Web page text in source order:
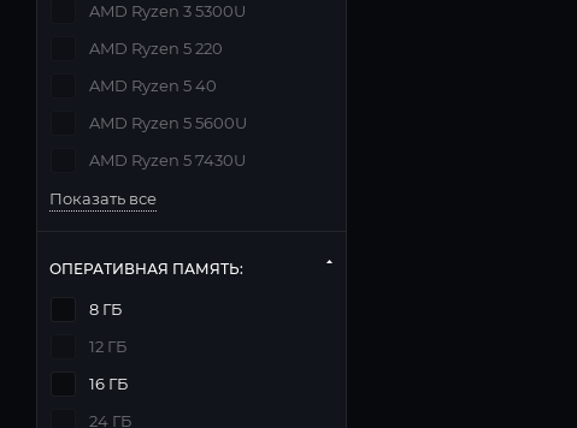
AMD Ryzen 3 5300U
AMD Ryzen 5 220
AMD Ryzen 5 40
AMD Ryzen 5 5600U
AMD Ryzen 5 7430U
Показать все
ОПЕРАТИВНАЯ ПАМЯТЬ:
8 ГБ
12 ГБ
16 ГБ
24 ГБ